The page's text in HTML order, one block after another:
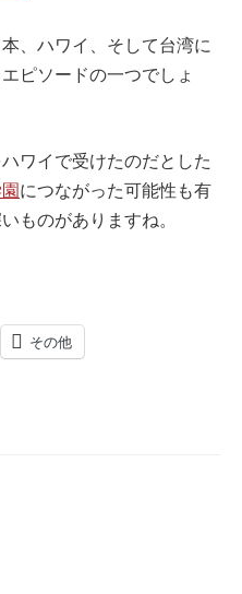
、ハワイ、そして台湾に
ピソードの一つでしょ
ワイで受けたのだとした
につながった可能性も有
ものがありますね。
その他